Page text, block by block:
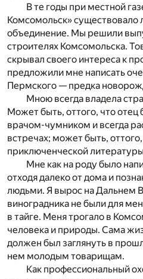
В те годы при местной
Комсомольск» существовало
объединение. Мы решили
строителях Комсомольска.
скрывал своего интереса к
предложили мне написать
Пермского — предка
Мною всегда владела
Может быть, оттого, что
врачом-чумником и всегда
встречах; может быть,
приключенческой
Мне как на роду было
отходя далеко от дома и
людьми. Я вырос на Дальнем
виноградника не были для
в тайге. Меня трогало в
человека и природы. Сама
должен был заглянуть в
нем молодым товарищам.
Как профессиональный